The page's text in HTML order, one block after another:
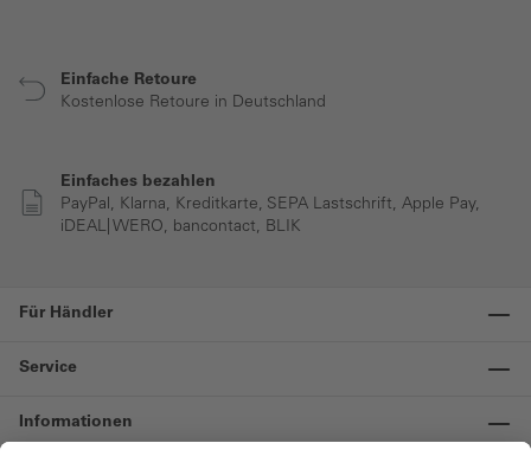
Einfache Retoure
Kostenlose Retoure in Deutschland
Einfaches bezahlen
PayPal, Klarna, Kreditkarte, SEPA Lastschrift, Apple Pay,
iDEAL| WERO, bancontact, BLIK
Für Händler
Service
Informationen